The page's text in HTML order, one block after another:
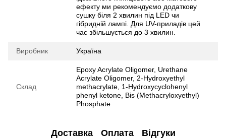
ефекту ми рекомендуємо додаткову
сушку біля 2 хвилин під LED чи
гібридній лампі. Для UV-приладів цей
час збільшується до 3 хвилин.
Виробник Україна
Склад
Epoxy Acrylate Oligomer, Urethane
Acrylate Oligomer, 2-Hydroxyethyl
methacrylate, 1-Hydroxycyclohenyl
phenyl ketone, Bis (Methacryloxyethyl)
Phosphate
Доставка Оплата Відгуки